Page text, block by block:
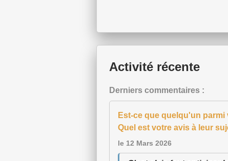
Activité récente
Derniers commentaires :
Est-ce que quelqu'un
Quel est votre avis à leur
le 12 Mars 2026